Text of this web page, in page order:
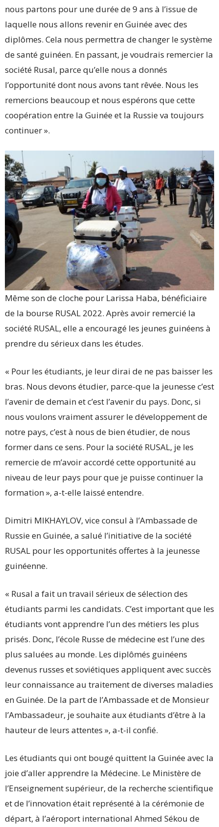
nous partons pour une durée de 9 ans à l’issue de
laquelle nous allons revenir en Guinée avec des
diplômes. Cela nous permettra de changer le système
de santé guinéen. En passant, je voudrais remercier la
société Rusal, parce qu’elle nous a donnés
l’opportunité dont nous avons tant rêvée. Nous les
remercions beaucoup et nous espérons que cette
coopération entre la Guinée et la Russie va toujours
continuer ».
Même son de cloche pour Larissa Haba, bénéficiaire
de la bourse RUSAL 2022. Après avoir remercié la
société RUSAL, elle a encouragé les jeunes guinéens à
prendre du sérieux dans les études.
« Pour les étudiants, je leur dirai de ne pas baisser les
bras. Nous devons étudier, parce-que la jeunesse c’est
l’avenir de demain et c’est l’avenir du pays. Donc, si
nous voulons vraiment assurer le développement de
notre pays, c’est à nous de bien étudier, de nous
former dans ce sens. Pour la société RUSAL, je les
remercie de m’avoir accordé cette opportunité au
niveau de leur pays pour que je puisse continuer la
formation », a-t-elle laissé entendre.
Dimitri MIKHAYLOV, vice consul à l’Ambassade de
Russie en Guinée, a salué l’initiative de la société
RUSAL pour les opportunités offertes à la jeunesse
guinéenne.
« Rusal a fait un travail sérieux de sélection des
étudiants parmi les candidats. C’est important que les
étudiants vont apprendre l’un des métiers les plus
prisés. Donc, l’école Russe de médecine est l’une des
plus saluées au monde. Les diplômés guinéens
devenus russes et soviétiques appliquent avec succès
leur connaissance au traitement de diverses maladies
en Guinée. De la part de l’Ambassade et de Monsieur
l’Ambassadeur, je souhaite aux étudiants d’être à la
hauteur de leurs attentes », a-t-il confié.
Les étudiants qui ont bougé quittent la Guinée avec la
joie d’aller apprendre la Médecine. Le Ministère de
l’Enseignement supérieur, de la recherche scientifique
et de l’innovation était représenté à la cérémonie de
départ, à l’aéroport international Ahmed Sékou de